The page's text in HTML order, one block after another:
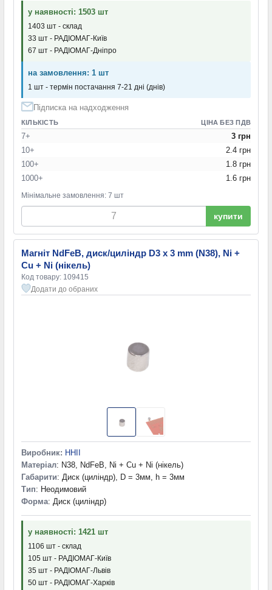
у наявності: 1503 шт
1403 шт - склад
33 шт - РАДІОМАГ-Київ
67 шт - РАДІОМАГ-Дніпро
на замовлення: 1 шт
1 шт - термін постачання 7-21 дні (днів)
Підписка на надходження
КІЛЬКІСТЬ ЦІНА БЕЗ ПДВ
7+
3 грн
10+
2.4 грн
100+
1.8 грн
1000+
1.6 грн
Мінімальне замовлення: 7 шт
купити
Магніт NdFeB, диск/циліндр D3 x 3 mm (N38), Ni +
Cu + Ni (нікель)
Код товару: 109415
Додати до обраних
Виробник: HHII
Матеріал: N38, NdFeB, Ni + Cu + Ni (нікель)
Габарити: Диск (циліндр), D = 3мм, h = 3мм
Тип: Неодимовий
Форма: Диск (циліндр)
у наявності: 1421 шт
1106 шт - склад
105 шт - РАДІОМАГ-Київ
35 шт - РАДІОМАГ-Львів
50 шт - РАДІОМАГ-Харків